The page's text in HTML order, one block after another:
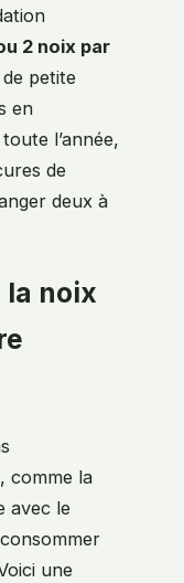
2 noix par
petite
en
l’année,
de
deux à
noix
comme la
avec le
une